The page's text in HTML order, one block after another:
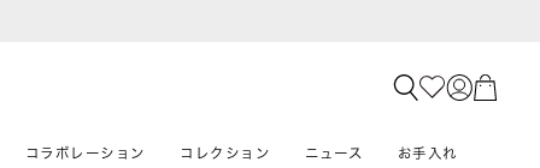
コラボレーション コレクション ニュース お手入れ